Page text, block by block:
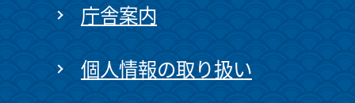
庁舎案内
個人情報の取り扱い